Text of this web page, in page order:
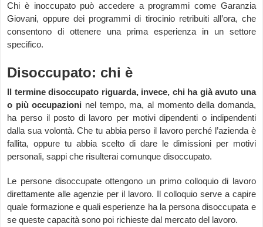
Chi è inoccupato può accedere a programmi come Garanzia
Giovani, oppure dei programmi di tirocinio retribuiti all’ora, che
consentono di ottenere una prima esperienza in un settore
specifico.
Disoccupato: chi è
Il termine disoccupato riguarda, invece, chi ha già avuto una
o più occupazioni nel tempo, ma, al momento della domanda,
ha perso il posto di lavoro per motivi dipendenti o indipendenti
dalla sua volontà. Che tu abbia perso il lavoro perché l’azienda è
fallita, oppure tu abbia scelto di dare le dimissioni per motivi
personali, sappi che risulterai comunque disoccupato.
Le persone disoccupate ottengono un primo colloquio di lavoro
direttamente alle agenzie per il lavoro. Il colloquio serve a capire
quale formazione e quali esperienze ha la persona disoccupata e
se queste capacità sono poi richieste dal mercato del lavoro.